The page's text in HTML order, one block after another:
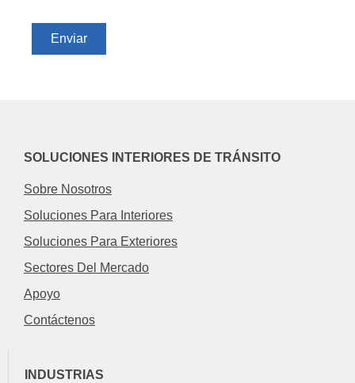
SOLUCIONES INTERIORES DE TRÁNSITO
Sobre Nosotros
Soluciones Para Interiores
Soluciones Para Exteriores
Sectores Del Mercado
Apoyo
Contáctenos
INDUSTRIAS